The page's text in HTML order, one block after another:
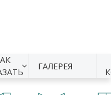
ГАЛЕРЕЯ